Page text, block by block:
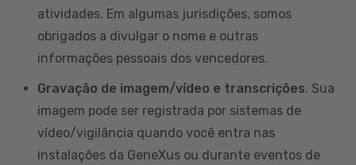
atividades. Em algumas jurisdições, somos
obrigados a divulgar o nome e outras
informações pessoais dos vencedores.
Gravação de imagem/vídeo e transcrições. Sua
imagem pode ser registrada por sistemas de
vídeo/vigilância quando você entra nas
instalações da GeneXus ou durante eventos de